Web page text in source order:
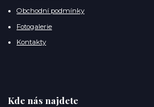
Obchodní podmínky
Fotogalerie
Kontakty
Kde nás najdete